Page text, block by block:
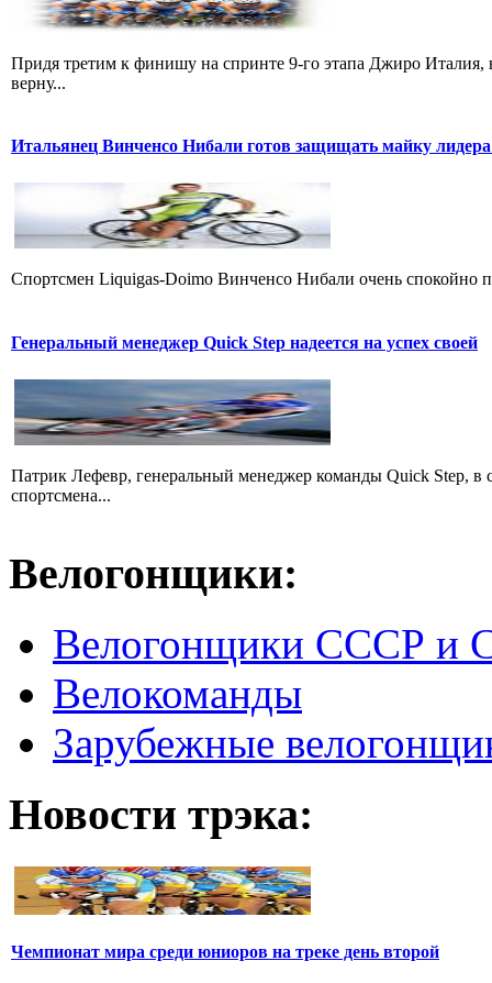
Придя третим к финишу на спринте 9-го этапа Джиро
верну...
Итальянец Винченсо Нибали готов защищать майку
Cпортсмен Liquigas-Doimo Винченсо Нибали очень спокойно
Генеральный менеджер Quick Step надеется на успех своей
Патрик Лефевр, генеральный менеджер команды Quick Step, в
спортсмена...
Велогонщики:
Велогонщики СССР и
Велокоманды
Зарубежные
Новости трэка:
Чемпионат мира среди юниоров на треке день второй